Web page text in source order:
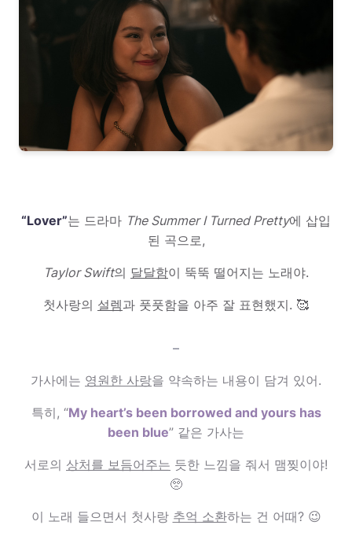
“Lover”는 드라마 The Summer I Turned Pretty에 삽입
된 곡으로,
Taylor Swift의 달달함이 뚝뚝 떨어지는 노래야.
첫사랑의 설렘과 풋풋함을 아주 잘 표현했지. 🥰
–
가사에는 영원한 사랑을 약속하는 내용이 담겨 있어.
특히, “My heart’s been borrowed and yours has
been blue” 같은 가사는
서로의 상처를 보듬어주는 듯한 느낌을 줘서 맴찢이야!
🥺
이 노래 들으면서 첫사랑 추억 소환하는 건 어때? 😉